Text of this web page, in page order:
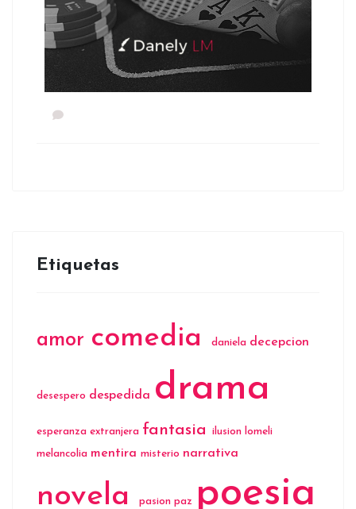
Etiquetas
amor comedia daniela decepcion
desespero despedida drama
esperanza extranjera fantasia ilusion lomeli
melancolia mentira misterio narrativa
novela pasion paz poesia